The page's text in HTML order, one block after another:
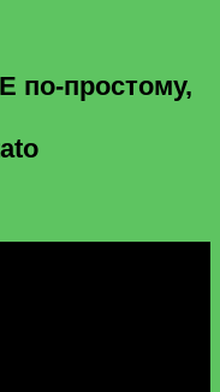
простому,